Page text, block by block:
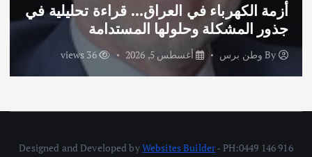
في العراق… قراءة تحليلية في
وحلولها المستدامة
برس أغسطس 5, 2026 36 views
اختتام
Designed and Developed byWebsites Builder- PH:0449 146 916